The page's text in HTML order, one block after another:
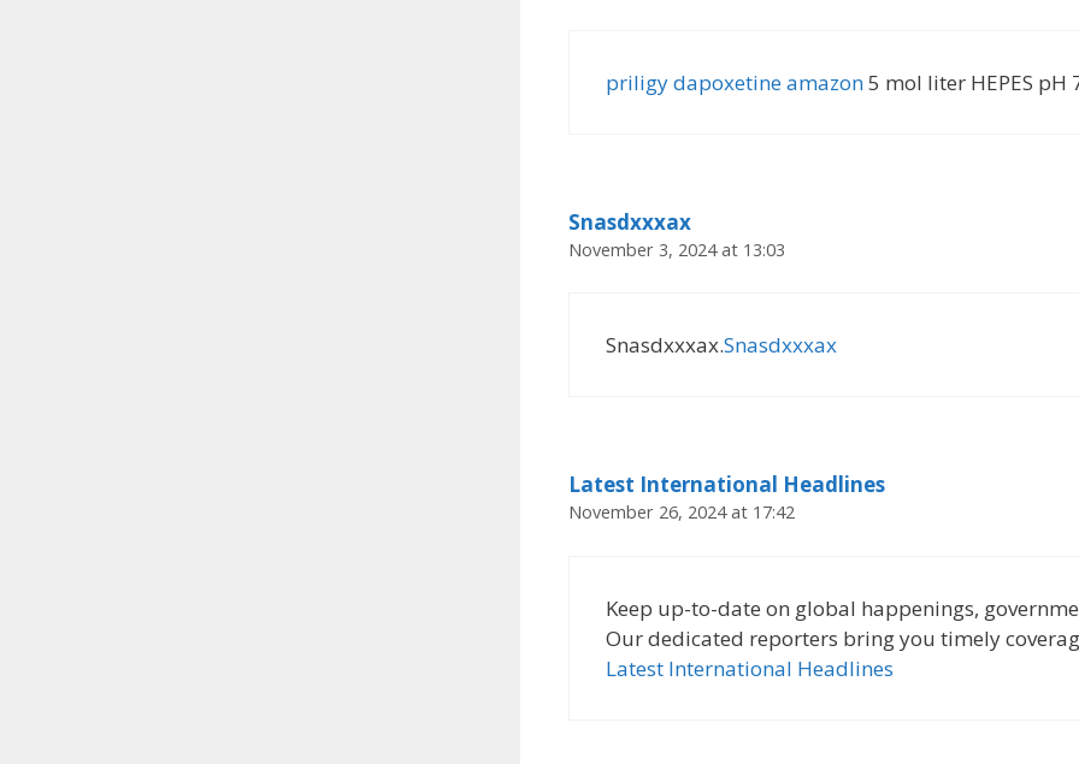
priligy dapoxetine amazon5 mol liter HEPES pH
Snasdxxxax
November 3, 2024 at 13:03
Snasdxxxax.Snasdxxxax
Latest International Headlines
November 26, 2024 at 17:42
Keep up-to-date on global happenings,
Our dedicated reporters bring you timely
Latest International Headlines